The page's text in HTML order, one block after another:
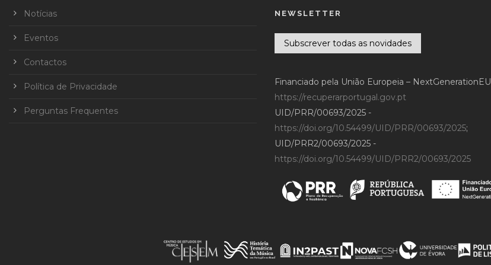
Notícias
Eventos
Contactos
Política de Privacidade
Perguntas Frequentes
NEWSLETTER
Subscrever todas as novidades
Financiado pela União Europeia – NextGenerationEU
https://recuperarportugal.gov.pt
UID/PRR/00693/2025 -
https://doi.org/10.54499/UID/PRR/00693/2025;
UID/PRR2/00693/2025 -
https://doi.org/10.54499/UID/PRR2/00693/2025